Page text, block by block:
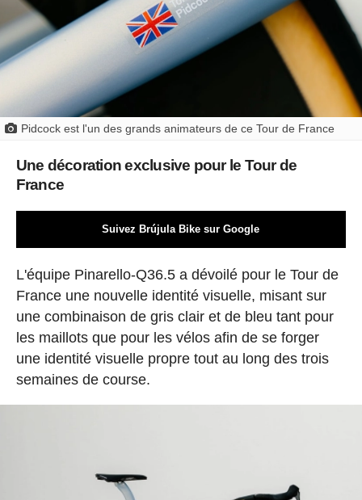
Pidcock est l'un des grands animateurs de ce Tour de France
Une décoration exclusive pour le Tour de
France
Suivez Brújula Bike sur Google
L'équipe Pinarello-Q36.5 a dévoilé pour le Tour de
France une nouvelle identité visuelle, misant sur
une combinaison de gris clair et de bleu tant pour
les maillots que pour les vélos afin de se forger
une identité visuelle propre tout au long des trois
semaines de course.